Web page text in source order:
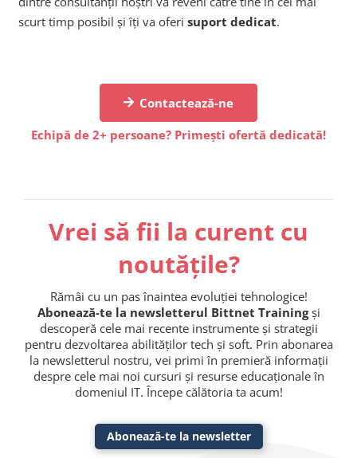
scurt timp posibil și îți va oferi suport dedicat.
Contactează-ne
Echipă de 2+ persoane? Primești ofertă dedicată!
Vrei să fii la curent cu
noutățile?
Rămâi cu un pas înaintea evoluției tehnologice!
Abonează-te la newsletterul Bittnet Trainingși
descoperă cele mai recente instrumente și strategii
pentru dezvoltarea abilităților tech și soft. Prin abonarea
la newsletterul nostru, vei primi în premieră informații
despre cele mai noi cursuri și resurse educaționale în
domeniul IT. Începe călătoria ta acum!
Abonează-te la newsletter